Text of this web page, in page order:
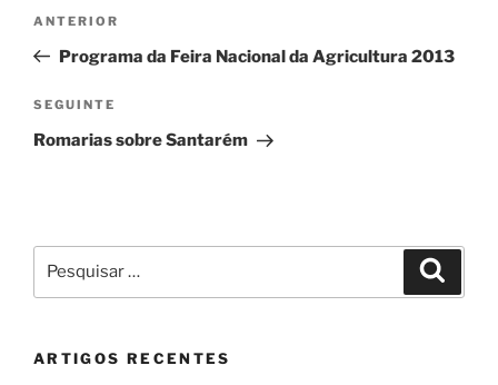
artigos
Conteúdo
anterior
ANTERIOR
Programa da Feira Nacional da Agricultura 2013
Conteúdo
seguinte
SEGUINTE
Romarias sobre Santarém
por:
ARTIGOS RECENTES